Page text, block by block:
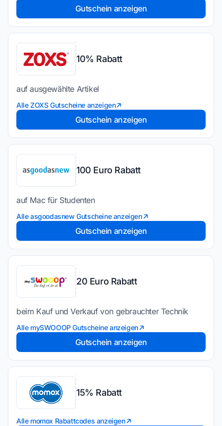
Gutschein anzeigen
10% Rabatt
auf ausgewählte Artikel
Alle ZOXS Gutscheine anzeigen
Gutschein anzeigen
100 Euro Rabatt
auf Mac für Studenten
Alle asgoodasnew Gutscheine anzeigen
Gutschein anzeigen
20 Euro Rabatt
beim Kauf und Verkauf von gebrauchter Technik
Alle mySWOOOP Gutscheine anzeigen
Gutschein anzeigen
15% Rabatt
Alle momox Rabattcodes anzeigen